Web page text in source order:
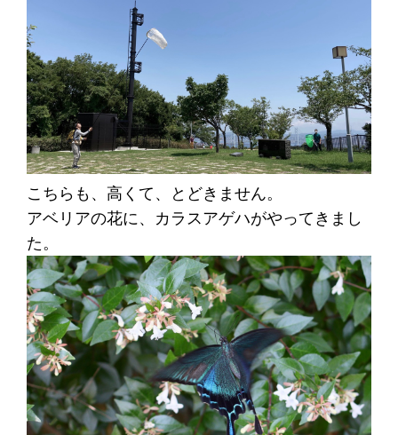
こちらも、高くて、とどきません。
アベリアの花に、カラスアゲハがやってきまし
た。